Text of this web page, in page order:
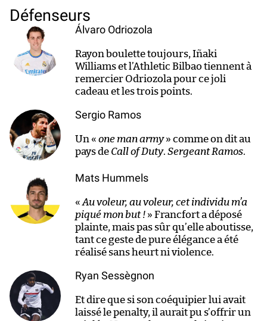
Défenseurs
Álvaro Odriozola
Rayon boulette toujours, Iñaki
Williams et l’Athletic Bilbao tiennent à
remercier Odriozola pour ce joli
cadeau et les trois points.
Sergio Ramos
Un « one man army» comme on dit au
pays de Call of Duty. Sergeant Ramos.
Mats Hummels
« Au voleur, au voleur, cet individu m’a
piqué mon but ! » Francfort a déposé
plainte, mais pas sûr qu’elle aboutisse,
tant ce geste de pure élégance a été
réalisé sans heurt ni violence.
Ryan Sessègnon
Et dire que si son coéquipier lui avait
laissé le penalty, il aurait pu s’offrir un